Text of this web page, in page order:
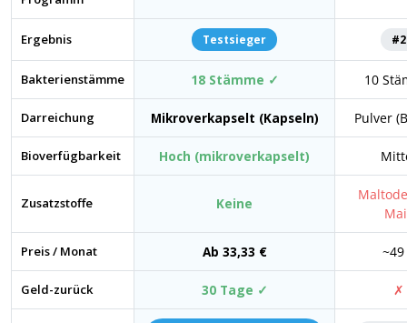
Ergebnis Testsieger #2
Bakterienstämme 18 Stämme ✓ 10
Darreichung Mikroverkapselt (Kapseln) Pulver
Bioverfügbarkeit Hoch (mikroverkapselt)
Zusatzstoffe Keine
Preis / Monat Ab 33,33 € ~49
Geld-zurück 30 Tage ✓ ✗